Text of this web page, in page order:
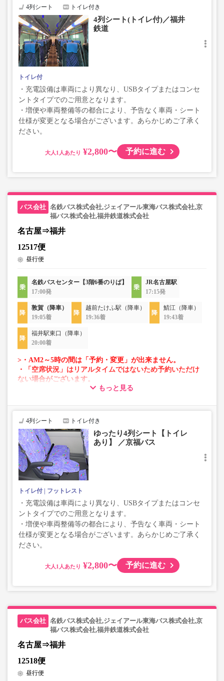
4列シート トイレ付き
4列シート(トイレ付)／福井
鉄道
トイレ付
・充電設備は車両により異なり、USBタイプまたはコンセ
ントタイプでのご用意となります。
・増便や車両整備等の都合により、予告なく車両・シート
仕様が変更となる場合がございます。あらかじめご了承く
ださい。
大人 ¥2,800〜 予約に進む
名鉄バス株式会社,ジェイアール東海バス株式会社,京
福バス株式会社,福井鉄道株式会社
名古屋⇒福井
12517便
昼行便
名鉄バスセンター【3階6番のりば】
17:00発
JR名古屋駅
17:15発
敦賀（降車）
19:05着
越前たけふ駅（降車）
19:36着
鯖江（降車）
19:43着
福井駅東口（降車）
20:00着
>・AM2～5時の間は「予約・変更」が出来ません。
・「空席状況」はリアルタイムではないため予約いただけ
ない場合がございます。
・車両は予告なく変更となる場合がございます。これに伴
で、あらかじめご了承ください。
もっと見る
4列シート トイレ付き
ゆったり4列シート【トイレ
あり】 ／京福バス
トイレ付 フットレスト
・充電設備は車両により異なり、USBタイプまたはコンセ
ントタイプでのご用意となります。
・増便や車両整備等の都合により、予告なく車両・シート
仕様が変更となる場合がございます。あらかじめご了承く
ださい。
大人 ¥2,800〜 予約に進む
名鉄バス株式会社,ジェイアール東海バス株式会社,京
福バス株式会社,福井鉄道株式会社
名古屋⇒福井
12518便
昼行便